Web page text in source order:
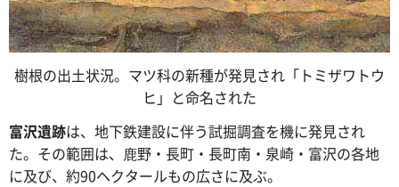
樹根の出土状況。マツ科の新種が発見され「トミザワトウ
ヒ」と命名された
富沢遺跡は、地下鉄建設に伴う試掘調査を機に発見され
た。その範囲は、鹿野・長町・長町南・泉崎・富沢の各地
に及び、約90ヘクタールもの広さに及ぶ。